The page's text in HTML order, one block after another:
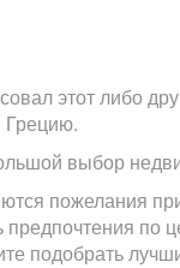
этот либо
Грецию.
выбор
пожелания
предпочтения по
подобрать